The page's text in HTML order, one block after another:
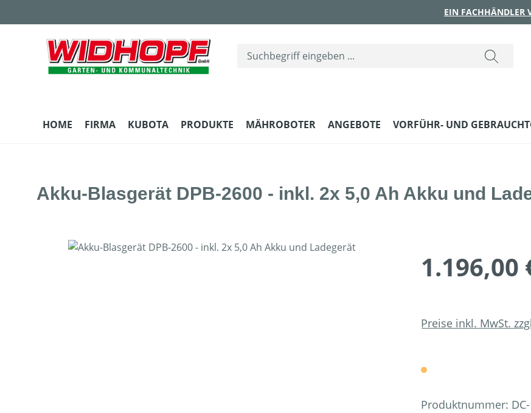
EIN FACHHÄNDLER
HOME FIRMA KUBOTA PRODUKTE MÄHROBOTER ANGEBOTE VORFÜHR- UND
Akku-Blasgerät DPB-2600 - inkl. 2x 5,0 Ah Akku und
Bildergalerie überspringen
1.196,00
Preise inkl. MwSt.
Produktnummer: